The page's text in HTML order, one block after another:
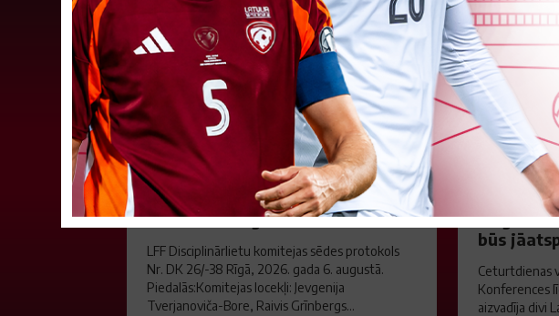
LFF DK 6. augusta lēmumi
LFF Disciplinārlietu komitejas sēdes protokols
Nr. DK 26/-38 Rīgā, 2026. gada 6. augustā.
Piedalās:Komitejas locekļi: Jevgenija
Tverjanoviča-Bore, Raivis Grīnbergs...
"Riga FC"
būs
Ceturtdienas
Konferences
aizvadīja divi